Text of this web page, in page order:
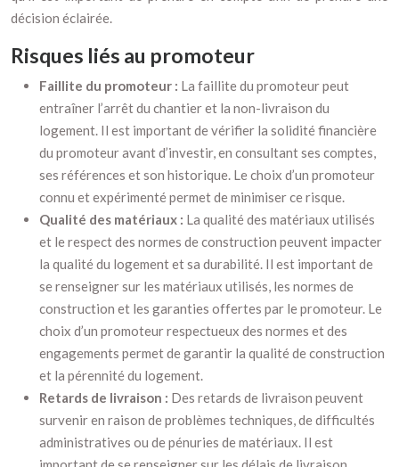
décision éclairée.
Risques liés au promoteur
Faillite du promoteur : La faillite du promoteur peut
entraîner l’arrêt du chantier et la non-livraison du
logement. Il est important de vérifier la solidité financière
du promoteur avant d’investir, en consultant ses comptes,
ses références et son historique. Le choix d’un promoteur
connu et expérimenté permet de minimiser ce risque.
Qualité des matériaux : La qualité des matériaux utilisés
et le respect des normes de construction peuvent impacter
la qualité du logement et sa durabilité. Il est important de
se renseigner sur les matériaux utilisés, les normes de
construction et les garanties offertes par le promoteur. Le
choix d’un promoteur respectueux des normes et des
engagements permet de garantir la qualité de construction
et la pérennité du logement.
Retards de livraison : Des retards de livraison peuvent
survenir en raison de problèmes techniques, de difficultés
administratives ou de pénuries de matériaux. Il est